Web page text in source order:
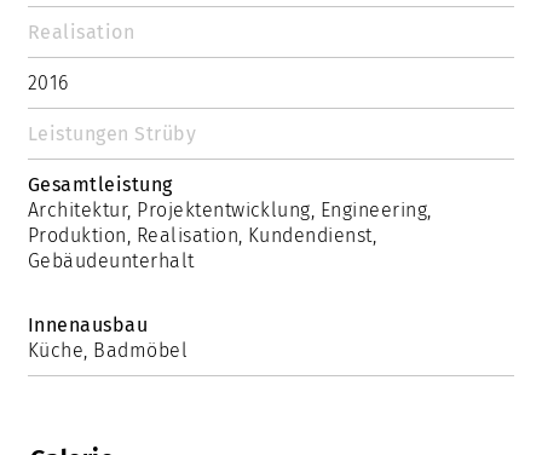
Realisation
2016
Leistungen Strüby
Gesamtleistung
Architektur, Projektentwicklung, Engineering,
Produktion, Realisation, Kundendienst,
Gebäudeunterhalt
Innenausbau
Küche, Badmöbel